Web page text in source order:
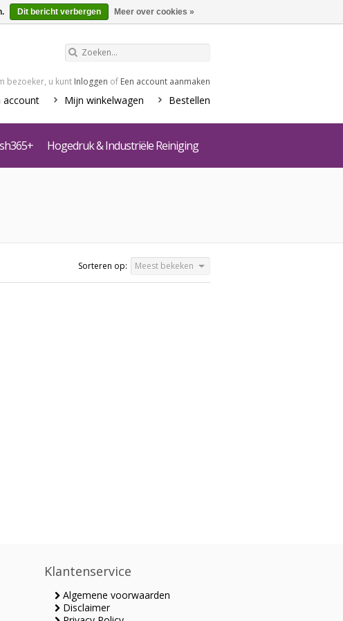
bezoeker, u kunt Inloggen of Een account aanmaken
account Mijn winkelwagen Bestellen
Hogedruk & Industriële Reiniging
Sorteren op: Meest bekeken
Klantenservice
Algemene voorwaarden
Disclaimer
Dit bericht verbergen Meer over cookies »